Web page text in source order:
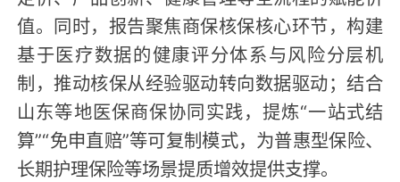
值。同时，报告聚焦商保核保核心环节，构建
基于医疗数据的健康评分体系与风险分层机
制，推动核保从经验驱动转向数据驱动；结合
山东等地医保商保协同实践，提炼“一站式结
算”“免申直赔”等可复制模式，为普惠型保险、
长期护理保险等场景提质增效提供支撑。